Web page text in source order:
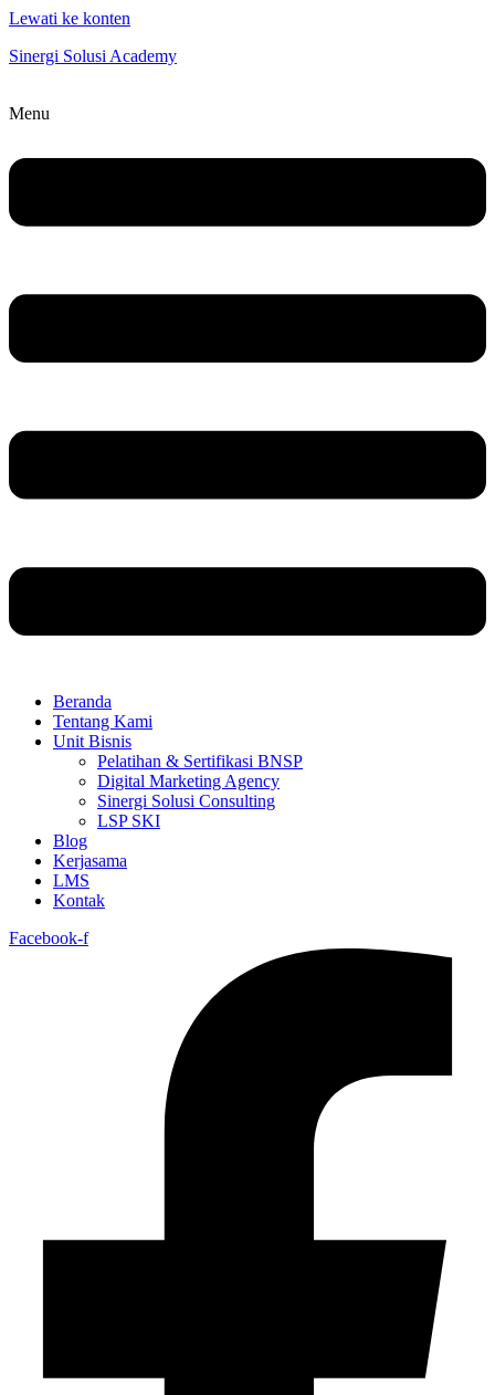
Lewati ke konten
Sinergi Solusi Academy
Menu
Beranda
Tentang Kami
Unit Bisnis
Pelatihan & Sertifikasi BNSP
Digital Marketing Agency
Sinergi Solusi Consulting
LSP SKI
Blog
Kerjasama
LMS
Kontak
Facebook-f